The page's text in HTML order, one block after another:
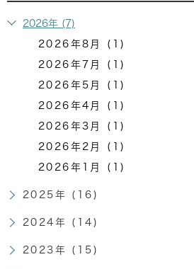
2026年 (7)
2026年8月 (1)
2026年7月 (1)
2026年5月 (1)
2026年4月 (1)
2026年3月 (1)
2026年2月 (1)
2026年1月 (1)
2025年 (16)
2024年 (14)
2023年 (15)